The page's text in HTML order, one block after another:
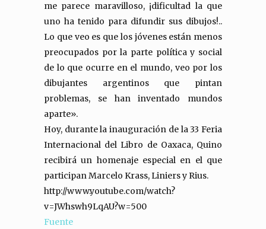
me parece maravilloso, ¡dificultad la que
uno ha tenido para difundir sus dibujos!..
Lo que veo es que los jóvenes están menos
preocupados por la parte política y social
de lo que ocurre en el mundo, veo por los
dibujantes argentinos que pintan
problemas, se han inventado mundos
aparte».
Hoy, durante la inauguración de la 33 Feria
Internacional del Libro de Oaxaca, Quino
recibirá un homenaje especial en el que
participan Marcelo Krass, Liniers y Rius.
http://www.youtube.com/watch?
v=JWhswh9LqAU?w=500
Fuente